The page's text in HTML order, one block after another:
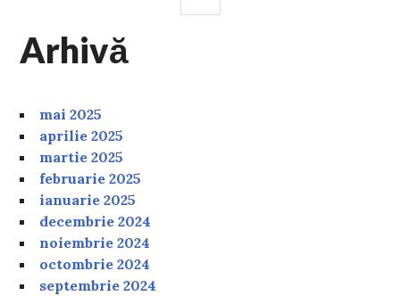
Arhivă
mai 2025
aprilie 2025
martie 2025
februarie 2025
ianuarie 2025
decembrie 2024
noiembrie 2024
octombrie 2024
septembrie 2024